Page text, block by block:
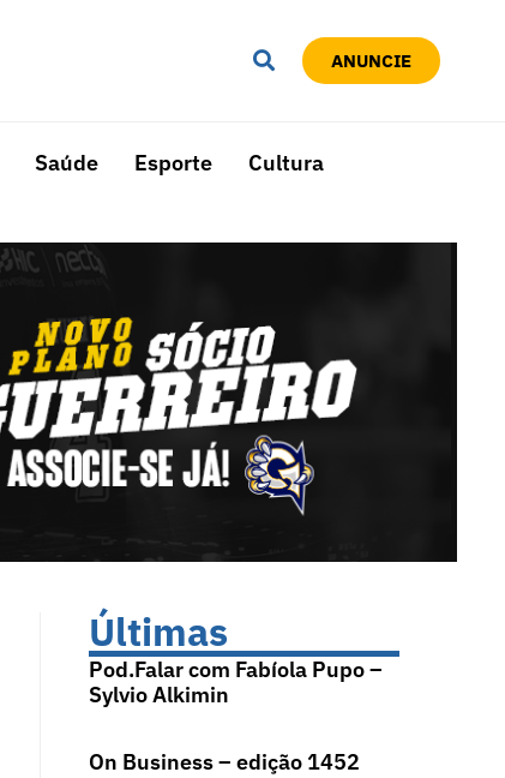
ANUNCIE
Saúde Esporte Cultura
Últimas
Pod.Falar com Fabíola Pupo –
Sylvio Alkimin
On Business – edição 1452